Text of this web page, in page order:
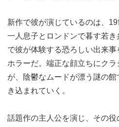
新作で彼が演じているのは、
一人息子とロンドンで暮す若
で彼が体験する恐ろしい出来
ホラーだ。端正な顔立ちにク
が、陰鬱なムードが漂う謎の
き込まれていく。
話題作の主人公を演じ、その